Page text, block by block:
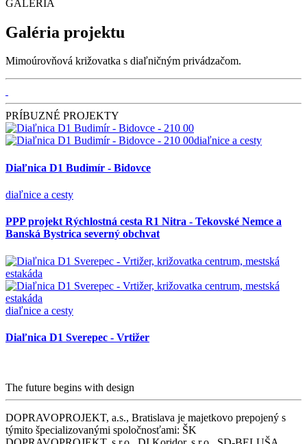
GALÉRIA
Galéria projektu
Mimoúrovňová križovatka s diaľničným privádzačom.
PRÍBUZNÉ PROJEKTY
diaľnice a cesty
Diaľnica D1 Budimír - Bidovce
diaľnice a cesty
PPP projekt Rýchlostná cesta R1 Nitra - Tekovské Nemce a
Banská Bystrica severný obchvat
diaľnice a cesty
Diaľnica D1 Sverepec - Vrtižer
The future begins with design
DOPRAVOPROJEKT, a.s., Bratislava je majetkovo prepojený s
týmito špecializovanými spoločnosťami: ŠK